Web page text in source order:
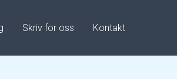
Skriv for oss Kontakt